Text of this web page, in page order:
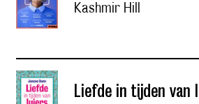
Kashmir Hill
Liefde in tijden van